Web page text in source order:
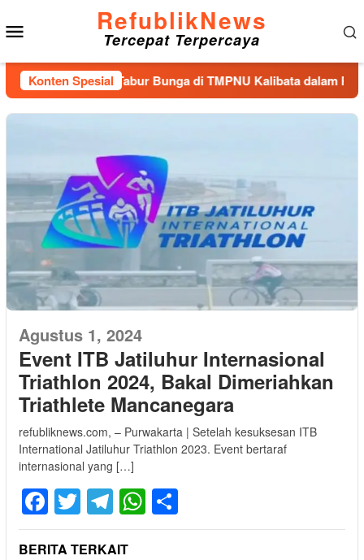
ke
konten
RefublikNews
Tercepat Terpercaya
Konten Spesial
Nasional dan Tabur Bunga di TMPNU Kalibata dalam Rangka
Agustus 1, 2024
Event ITB Jatiluhur Internasional
Triathlon 2024, Bakal Dimeriahkan
Triathlete Mancanegara
refubliknews.com, – Purwakarta | Setelah kesuksesan ITB
International Jatiluhur Triathlon 2023. Event bertaraf
internasional yang […]
Facebook
Twitter
Telegram
WhatsApp
BERITA TERKAIT